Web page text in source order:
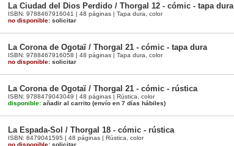
La Ciudad del Dios Perdido / Thorgal 12 - cómic - tapa dura
ISBN: 9788467916041 | 48 páginas | Tapa dura, color
no disponible: solicitar
La Corona de Ogotaï / Thorgal 21 - cómic - tapa dura
ISBN: 9788467916058 | 48 páginas | Tapa dura, color
no disponible: solicitar
La Corona de Ogotaï / Thorgal 21 - cómic - rústica
ISBN: 9788479043049 | 48 páginas | Rústica, color
disponible: añadir al carrito (envío en 7 días hábiles)
La Espada-Sol / Thorgal 18 - cómic - rústica
ISBN: 8479041595 | 48 páginas | Rústica, color
no disponible: solicitar